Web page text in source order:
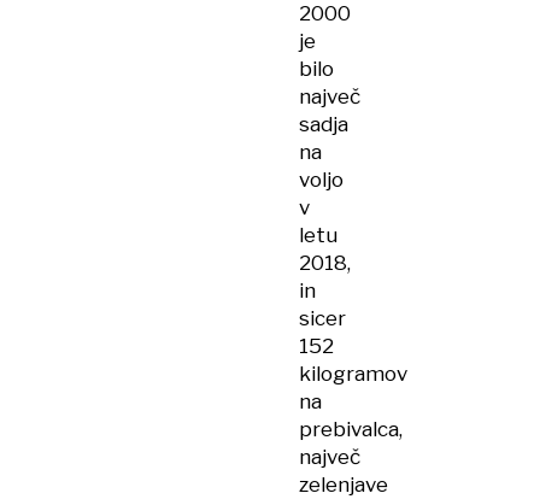
2000
je
bilo
največ
sadja
na
voljo
v
letu
2018,
in
sicer
152
kilogramov
na
prebivalca,
največ
zelenjave